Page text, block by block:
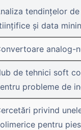
tendințelor
și data
analog-
de tehnici soft
probleme de
privind
pentru